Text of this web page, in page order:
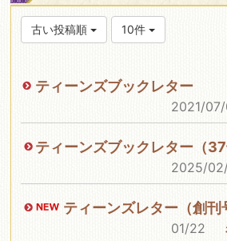
古い投稿順 10件
ティーンズブックレター
2021/
ティーンズブックレター（
2025/
ティーンズレター（創刊
01/22